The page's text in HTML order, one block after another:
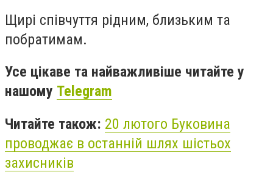
Щирі співчуття рідним, близьким та
побратимам.
Усе цікаве та найважливіше читайте у
нашому Telegram
Читайте також: 20 лютого Буковина
проводжає в останній шлях шістьох
захисників